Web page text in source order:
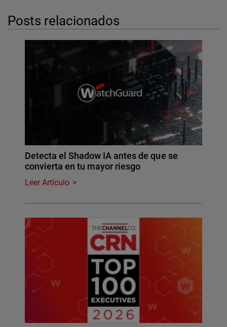
Posts relacionados
Detecta el Shadow IA antes de que se
convierta en tu mayor riesgo
Leer Artículo